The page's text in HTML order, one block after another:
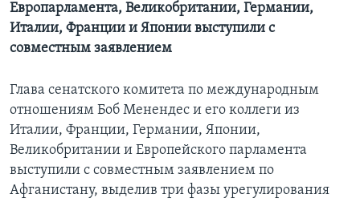
Европарламента, Великобритании, Германии,
Италии, Франции и Японии выступили с
совместным заявлением
Глава сенатского комитета по международным
отношениям Боб Менендес и его коллеги из
Италии, Франции, Германии, Японии,
Великобритании и Европейского парламента
выступили с совместным заявлением по
Афганистану, выделив три фазы урегулирования